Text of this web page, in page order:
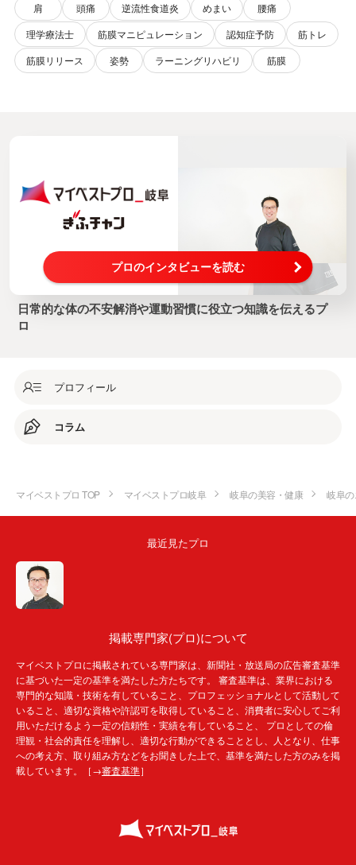
肩 頭痛 逆流性食道炎 めまい
腰痛
理学療法士
筋膜マニピュレーション 認知症予防
筋トレ
筋膜リリース
姿勢 ラーニングリハビリ 筋膜
プロのインタビューを読む
日常的な体の不安解消や運動習慣に役立つ知識を伝えるプ
ロ
プロフィール
コラム
マイベストプロ TOP マイベストプロ岐阜 岐阜の美容・健康 岐阜
最近見たプロ
掲載専門家(プロ)について
マイベストプロに掲載されている専門家は、新聞社・放送局の広告審査基準
に基づいた一定の基準を満たした方たちです。 審査基準は、業界における
専門的な知識・技術を有していること、プロフェッショナルとして活動して
いること、適切な資格や許認可を取得していること、消費者に安心してご利
用いただけるよう一定の信頼性・実績を有していること、 プロとしての倫
理観・社会的責任を理解し、適切な行動ができることとし、人となり、仕事
への考え方、取り組み方などをお聞きした上で、基準を満たした方のみを掲
載しています。［→審査基準］